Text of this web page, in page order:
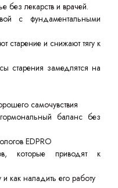
без лекарств и врачей.
с фундаментальными
старение и снижают тягу к
старения замедлятся на
самочувствия
баланс без
EDPRO
которые приводят к
как наладить его работу